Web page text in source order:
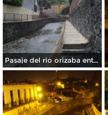
Pasaje del rio orizaba entrando por Oriente 6